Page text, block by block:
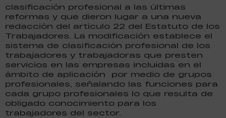
clasificación profesional a las últimas
reformas y que dieron lugar a una nueva
redacción del artículo 22 del Estatuto de los
Trabajadores. La modificación establece el
sistema de clasificación profesional de los
trabajadores y trabajadoras que presten
servicios en las empresas incluidas en el
ámbito de aplicación por medio de grupos
profesionales, señalando las funciones para
cada grupo profesionales lo que resulta de
obligado conocimiento para los
trabajadores del sector.